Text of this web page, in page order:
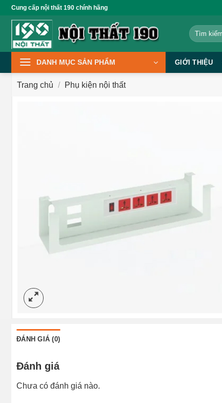
qua
dung
Cung cấp nội thất 190 chính hãng
Tìm
kiếm:
DANH MỤC SẢN PHẨM GIỚI THIỆU
Trang chủ / Phụ kiện nội thất
ĐÁNH GIÁ (0)
Đánh giá
Chưa có đánh giá nào.